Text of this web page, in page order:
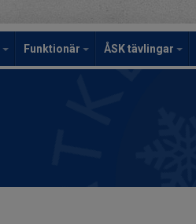
Funktionär ÅSK tävlingar